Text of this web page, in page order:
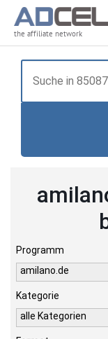
the affiliate network
Programm
amilano.de
Kategorie
alle Kategorien